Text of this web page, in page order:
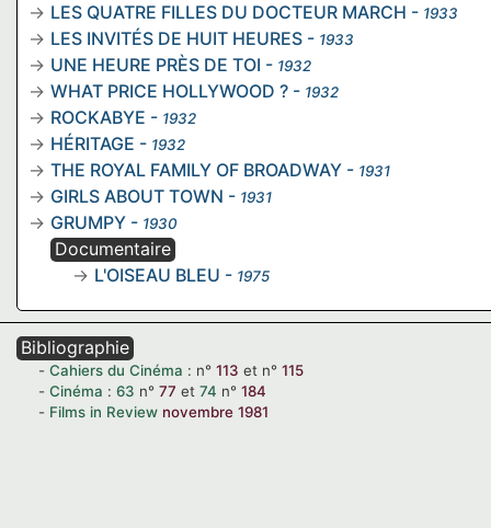
LES QUATRE FILLES DU DOCTEUR MARCH - 1933
LES INVITÉS DE HUIT HEURES - 1933
UNE HEURE PRÈS DE TOI - 1932
WHAT PRICE HOLLYWOOD ? - 1932
ROCKABYE - 1932
HÉRITAGE - 1932
THE ROYAL FAMILY OF BROADWAY - 1931
GIRLS ABOUT TOWN - 1931
GRUMPY - 1930
Documentaire
L'OISEAU BLEU - 1975
Bibliographie
Cahiers du Cinéma : n° 113 et n° 115
Cinéma : 63 n° 77 et 74 n° 184
Films in Review novembre 1981